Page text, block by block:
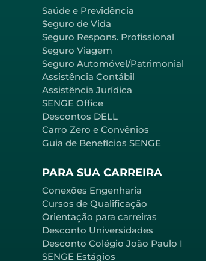
Saúde e Previdência
Seguro de Vida
Seguro Respons. Profissional
Seguro Viagem
Seguro Automóvel/Patrimonial
Assistência Contábil
Assistência Jurídica
SENGE Office
Descontos DELL
Carro Zero e Convênios
Guia de Benefícios SENGE
PARA SUA CARREIRA
Conexões Engenharia
Cursos de Qualificação
Orientação para carreiras
Desconto Universidades
Desconto Colégio João Paulo I
SENGE Estágios